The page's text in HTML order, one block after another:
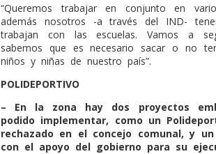
“Queremos trabajar en conjunto en
además nosotros -a través del IND-
trabajan con las escuelas. Vamos a
sabemos que es necesario sacar o no
niños y niñas de nuestro país”.
POLIDEPORTIVO
– En la zona hay dos proyectos
podido implementar, como un
rechazado en el concejo comunal, y
con el apoyo del gobierno para su